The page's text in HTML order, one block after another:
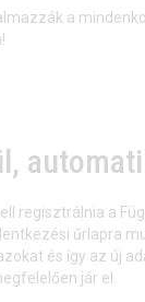
a
regisztrálnia a
űrlapra
és így az új
jár el.